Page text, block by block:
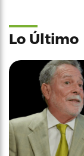
Lo Último